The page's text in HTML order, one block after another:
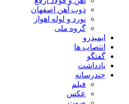
ذوب آهن اصفهان
نورد و لوله اهواز
گروه ملی
ایمیدرو
انتصاب ها
گفتگو
یادداشت
چندرسانه
فیلم
عکس